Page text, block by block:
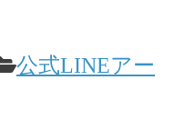
公式LINEアー